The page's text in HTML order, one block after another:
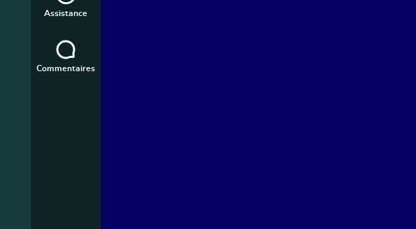
Assistance
Commentaires